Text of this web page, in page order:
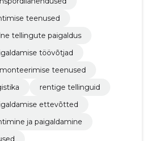
teenused
tellingute paigaldus
töövõtjad
teenused
rentige tellinguid
ettevõtted
ja paigaldamine